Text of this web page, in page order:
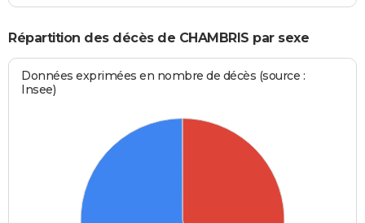
Répartition des décès de CHAMBRIS par sexe
Données exprimées en nombre de décès (source :
Insee)